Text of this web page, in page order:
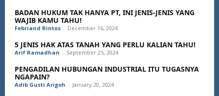
BADAN HUKUM TAK HANYA PT, INI JENIS-JENIS YANG
WAJIB KAMU TAHU!
Febriand Rintos - December 16, 2024
5 JENIS HAK ATAS TANAH YANG PERLU KALIAN TAHU!
Arif Ramadhan - September 25, 2024
PENGADILAN HUBUNGAN INDUSTRIAL ITU TUGASNYA
NGAPAIN?
Adib Gusti Arigoh - January 20, 2024